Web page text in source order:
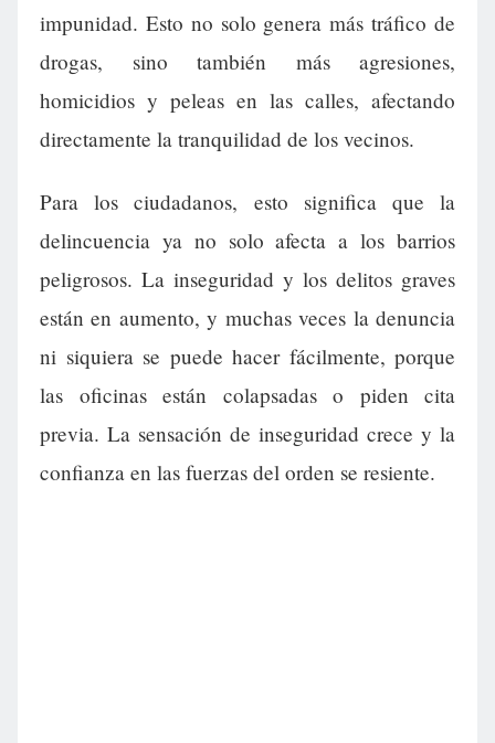
impunidad. Esto no solo genera más tráfico de
drogas, sino también más agresiones,
homicidios y peleas en las calles, afectando
directamente la tranquilidad de los vecinos.
Para los ciudadanos, esto significa que la
delincuencia ya no solo afecta a los barrios
peligrosos. La inseguridad y los delitos graves
están en aumento, y muchas veces la denuncia
ni siquiera se puede hacer fácilmente, porque
las oficinas están colapsadas o piden cita
previa. La sensación de inseguridad crece y la
confianza en las fuerzas del orden se resiente.